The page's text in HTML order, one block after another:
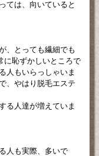
ては、向いていると
、とっても繊細でも
に恥ずかしいところで
人もいらっしゃいま
、やはり脱毛エステ
る人達が増えていま
人も実際、多いで